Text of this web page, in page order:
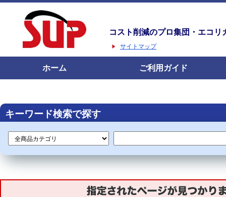
コスト削減のプロ集団・エコリ
サイトマップ
ホーム ご利用ガイド
キーワード検索で探す